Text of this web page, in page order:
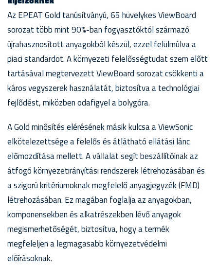
Az EPEAT Gold tanúsítványú, 65 hüvelykes ViewBoard
sorozat több mint 90%-ban fogyasztóktól származó
újrahasznosított anyagokból készül, ezzel felülmúlva a
piaci standardot. A környezeti felelősségtudat szem előtt
tartásával megtervezett ViewBoard sorozat csökkenti a
káros vegyszerek használatát, biztosítva a technológiai
fejlődést, miközben odafigyel a bolygóra.
A Gold minősítés elérésének másik kulcsa a ViewSonic
elkötelezettsége a felelős és átlátható ellátási lánc
előmozdítása mellett. A vállalat segít beszállítóinak az
átfogó környezetirányítási rendszerek létrehozásában és
a szigorú kritériumoknak megfelelő anyagjegyzék (FMD)
létrehozásában. Ez magában foglalja az anyagokban,
komponensekben és alkatrészekben lévő anyagok
megismerhetőségét, biztosítva, hogy a termék
megfeleljen a legmagasabb környezetvédelmi
előírásoknak.